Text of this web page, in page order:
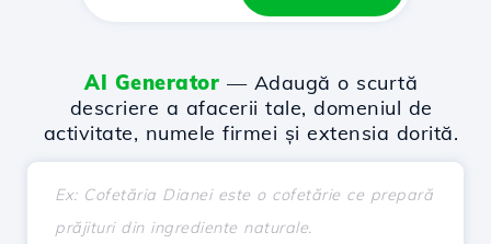
AI Generator — Adaugă o scurtă
descriere a afacerii tale, domeniul de
activitate, numele firmei și extensia dorită.